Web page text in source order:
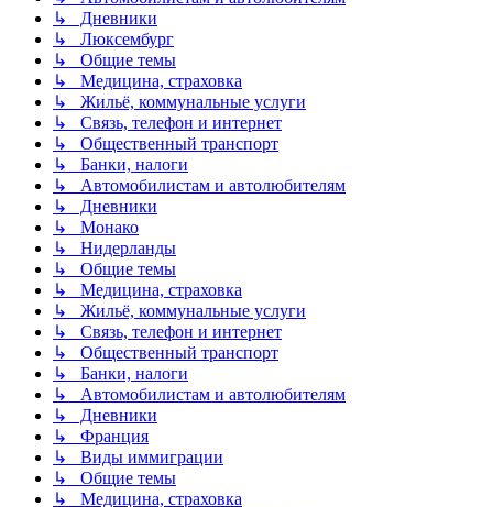
↳ Дневники
↳ Люксембург
↳ Общие темы
↳ Медицина, страховка
↳ Жильё, коммунальные услуги
↳ Связь, телефон и интернет
↳ Общественный транспорт
↳ Банки, налоги
↳ Автомобилистам и автолюбителям
↳ Дневники
↳ Монако
↳ Нидерланды
↳ Общие темы
↳ Медицина, страховка
↳ Жильё, коммунальные услуги
↳ Связь, телефон и интернет
↳ Общественный транспорт
↳ Банки, налоги
↳ Автомобилистам и автолюбителям
↳ Дневники
↳ Франция
↳ Виды иммиграции
↳ Общие темы
↳ Медицина, страховка